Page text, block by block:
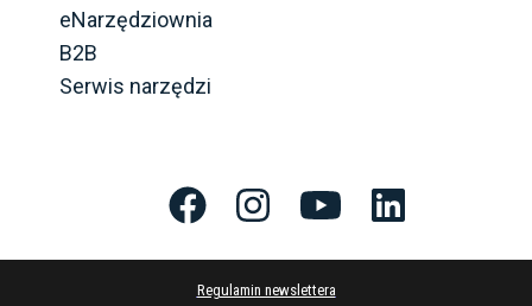
eNarzędziownia
B2B
Serwis narzędzi
Regulamin newslettera